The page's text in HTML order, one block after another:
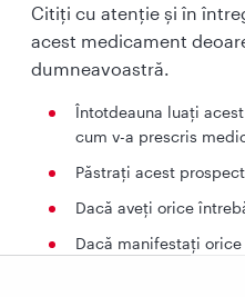
Citiți cu atenție și în
acest medicament
dumneavoastră.
Întotdeauna luați
cum v-a prescris
Păstrați acest
Dacă aveți orice
Dacă manifestați